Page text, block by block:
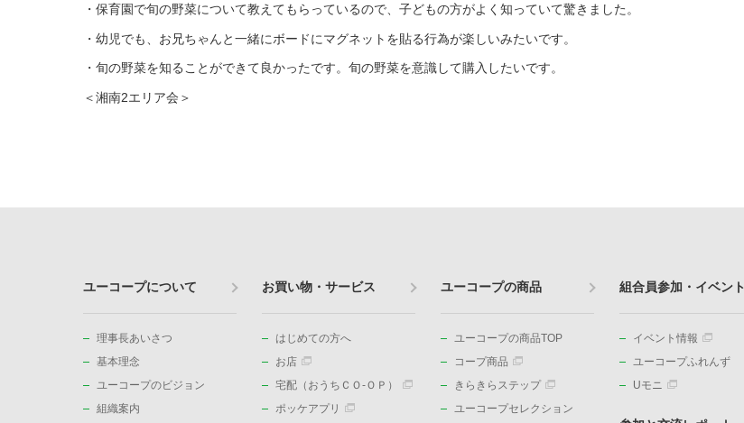
・保育園で旬の野菜について教えてもらっているので、子どもの方がよく知っていて驚きました。
・幼児でも、お兄ちゃんと一緒にボードにマグネットを貼る行為が楽しいみたいです。
・旬の野菜を知ることができて良かったです。旬の野菜を意識して購入したいです。
＜湘南2エリア会＞
ユーコープについて
理事長あいさつ
基本理念
ユーコープのビジョン
組織案内
お買い物・サービス
はじめての方へ
お店
宅配（おうちＣＯ-ＯＰ）
ポッケアプリ
ユーコープの商品
ユーコープの商品TOP
コープ商品
きらきらステップ
ユーコープセレクション
組合員参加・イベント
イベント情報
ユーコープふれんず
Uモニ